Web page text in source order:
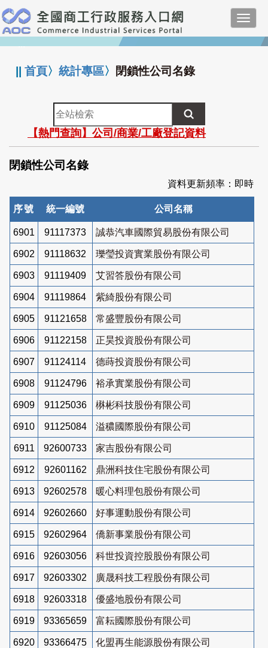
跳
到
主
要
:::
||首頁〉統計專區〉 閉鎖性公司名錄
全
站
檢
索
【熱門查詢】公司/商業/工廠登記資料
閉鎖性公司名錄
資料更新頻率：即時
序號 統一編號 公司名稱
6901 91117373 誠恭汽車國際貿易股份有限公司
6902 91118632 瓅瑩投資實業股份有限公司
6903 91119409 艾習答股份有限公司
6904 91119864 紫綺股份有限公司
6905 91121658 常盛豐股份有限公司
6906 91122158 正昊投資股份有限公司
6907 91124114 德蒔投資股份有限公司
6908 91124796 裕承實業股份有限公司
6909 91125036 楙彬科技股份有限公司
6910 91125084 溢穠國際股份有限公司
6911 92600733 家吉股份有限公司
6912 92601162 鼎洲科技住宅股份有限公司
6913 92602578 暖心料理包股份有限公司
6914 92602660 好事運動股份有限公司
6915 92602964 僑新事業股份有限公司
6916 92603056 科世投資控股股份有限公司
6917 92603302 廣晟科技工程股份有限公司
6918 92603318 優盛地股份有限公司
6919 93365659 富耘國際股份有限公司
6920 93366475 化盟再生能源股份有限公司